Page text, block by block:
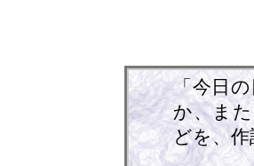
「今日
か、ま
どを、